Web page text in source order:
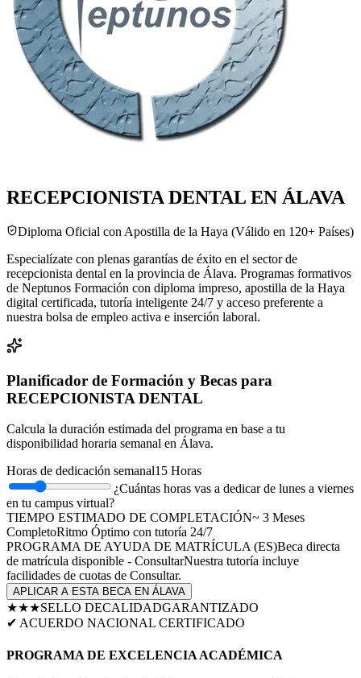
RECEPCIONISTA DENTAL EN ÁLAVA
Diploma Oficial con Apostilla de la Haya (Válido en 120+ Países)
Especialízate con plenas garantías de éxito en el sector de
recepcionista dental en la provincia de Álava. Programas formativos
de Neptunos Formación con diploma impreso, apostilla de la Haya
digital certificada, tutoría inteligente 24/7 y acceso preferente a
nuestra bolsa de empleo activa e inserción laboral.
Planificador de Formación y Becas para
RECEPCIONISTA DENTAL
Calcula la duración estimada del programa en base a tu
disponibilidad horaria semanal en Álava.
Horas de dedicación semanal15 Horas
¿Cuántas horas vas a dedicar de lunes a viernes
en tu campus virtual?
TIEMPO ESTIMADO DE COMPLETACIÓN~ 3 Meses
CompletoRitmo Óptimo con tutoría 24/7
PROGRAMA DE AYUDA DE MATRÍCULA (ES)Beca directa
de matrícula disponible - ConsultarNuestra tutoría incluye
facilidades de cuotas de Consultar.
APLICAR A ESTA BECA EN ÁLAVA
★★★SELLO DECALIDADGARANTIZADO
✔ ACUERDO NACIONAL CERTIFICADO
PROGRAMA DE EXCELENCIA ACADÉMICA